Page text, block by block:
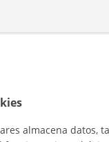
almacena datos,